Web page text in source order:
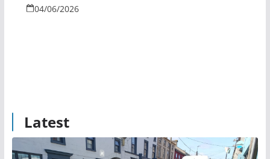
04/06/2026
Latest